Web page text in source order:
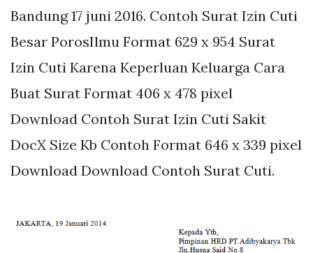
Bandung 17 juni 2016. Contoh Surat Izin Cuti
Besar PorosIlmu Format 629 x 954 Surat
Izin Cuti Karena Keperluan Keluarga Cara
Buat Surat Format 406 x 478 pixel
Download Contoh Surat Izin Cuti Sakit
DocX Size Kb Contoh Format 646 x 339 pixel
Download Download Contoh Surat Cuti.